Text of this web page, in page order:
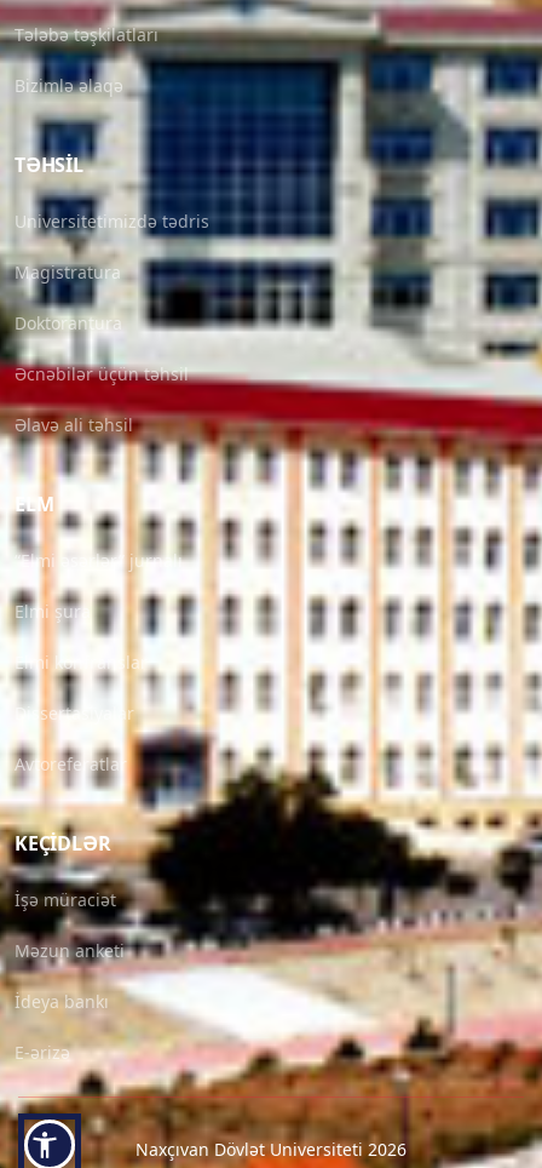
Tələbə təşkilatları
Bizimlə əlaqə
TƏHSIL
Universitetimizdə tədris
Magistratura
Doktorantura
Əcnəbilər üçün təhsil
Əlavə ali təhsil
ELM
“Elmi əsərlər” jurnalı
Elmi şura
Elmi konfranslar
Dissertasiyalar
Avtoreferatlar
KEÇIDLƏR
İşə müraciət
Məzun anketi
İdeya bankı
E-ərizə
Naxçıvan Dövlət Universiteti 2026